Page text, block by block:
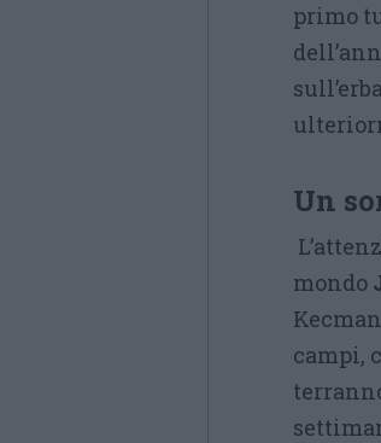
primo
Un
mondo
campi,